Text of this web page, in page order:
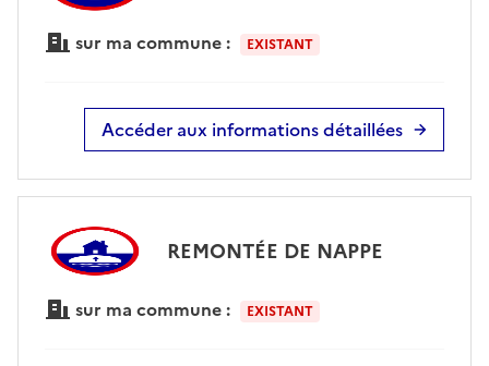
sur ma commune : EXISTANT
Accéder aux informations détaillées
REMONTÉE DE NAPPE
sur ma commune : EXISTANT